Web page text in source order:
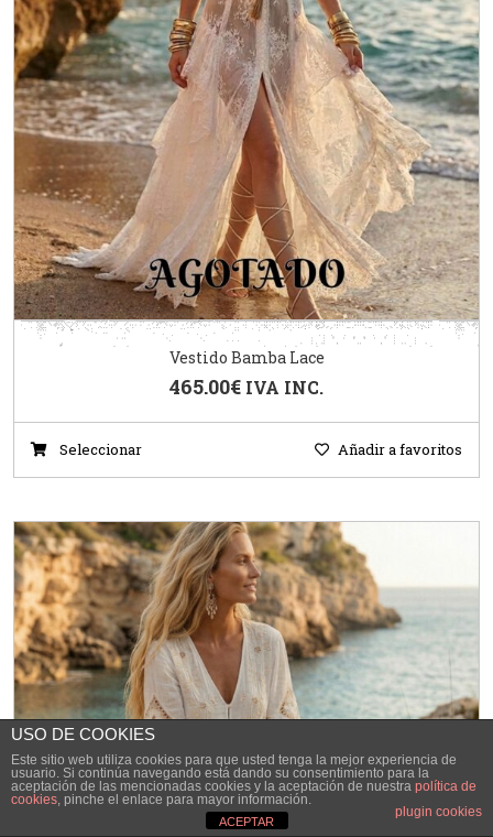
Vestido Bamba Lace
465.00€ IVA INC.
Seleccionar Añadir a favoritos
USO DE COOKIES
Este sitio web utiliza cookies para que usted tenga la mejor experiencia de
usuario. Si continúa navegando está dando su consentimiento para la
aceptación de las mencionadas cookies y la aceptación de nuestra política de
cookies, pinche el enlace para mayor información.
plugin cookies
ACEPTAR